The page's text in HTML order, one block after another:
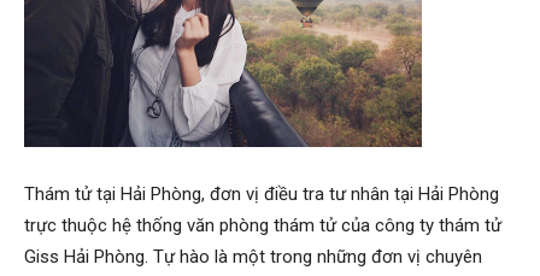
Phong,
Thám tử tại Hải Phòng, đơn vị điều tra tư nhân tại Hải Phòng
trực thuộc hệ thống văn phòng thám tử của công ty thám tử
Giss Hải Phòng. Tự hào là một trong những đơn vị chuyên